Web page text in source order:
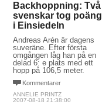
Backhoppning: Två
svenskar tog poäng
i Einsiedeln
Andreas Arén är dagens
suveräne. Efter första
omgången låg han på en
delad 6: e plats med ett
hopp på 106,5 meter.
Kommentarer
ANNELIE PRINTZ
2007-08-18 21:38:00